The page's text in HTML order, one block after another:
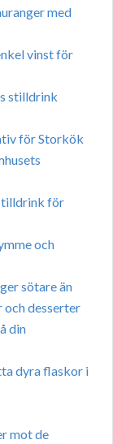
med
vinst för
stilldrink
för Storkök
för
och
sötare än
desserter
din
dyra flaskor i
mot de